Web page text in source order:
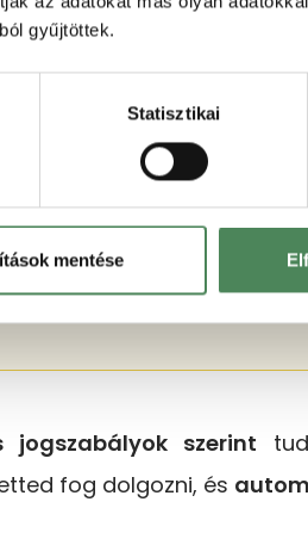
gyűjtöttek.
Statisztikai
mentéseváltozó
jogszabályok szerint
fog dolgozni, és